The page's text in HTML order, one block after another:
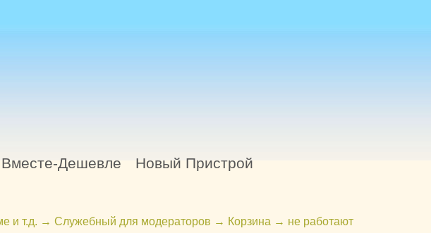
Вместе-Дешевле Новый Пристрой
и т.д. → Служебный для модераторов → Корзина → не работают